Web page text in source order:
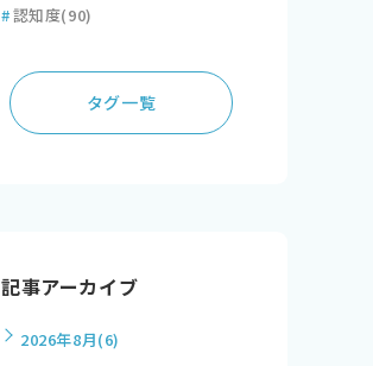
#認知度(90)
タグ一覧
記事アーカイブ
2026年8月(6)